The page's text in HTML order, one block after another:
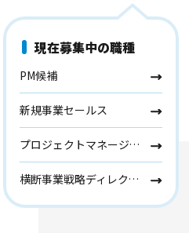
現在募集中の職種
PM候補
新規事業セールス
プロジェクトマネージャー
横断事業戦略ディレクター